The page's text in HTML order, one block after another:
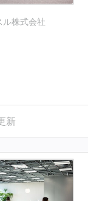
ル株式会社
新